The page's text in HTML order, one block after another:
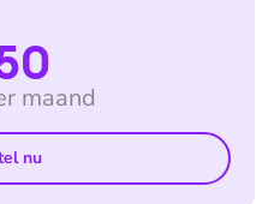
maand
nu